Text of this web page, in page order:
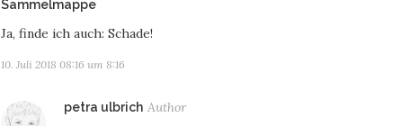
Sammelmappesagt:
Ja, finde ich auch: Schade!
10. Juli 2018 08:16 um 8:16
petra ulbrich sagt: